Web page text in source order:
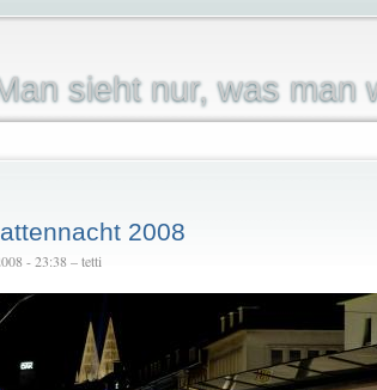
sieht nur, was man
2008
- 23:38 – tetti